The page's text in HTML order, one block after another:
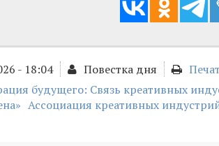
- 18:04 Повестка дня
будущего: Связь креативных
Ассоциация креативных